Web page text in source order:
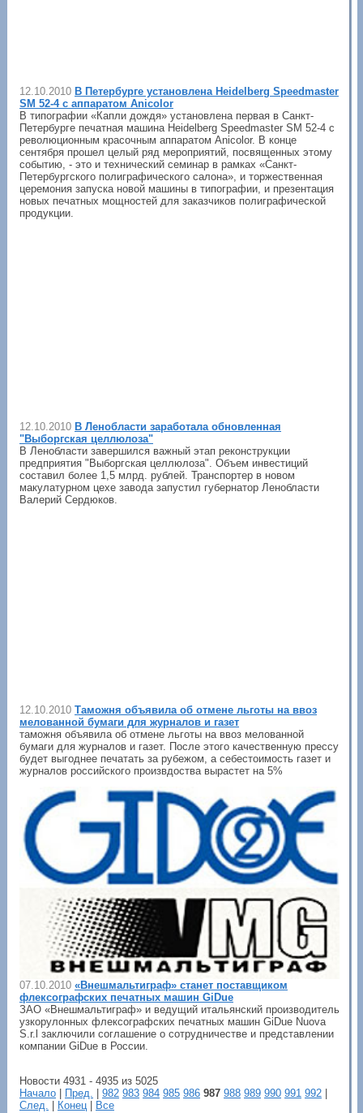
12.10.2010 В Петербурге установлена Heidelberg Speedmaster
SM 52-4 с аппаратом Anicolor
В типографии «Капли дождя» установлена первая в Санкт-
Петербурге печатная машина Heidelberg Speedmaster SM 52-4 с
революционным красочным аппаратом Anicolor. В конце
сентября прошел целый ряд мероприятий, посвященных этому
событию, - это и технический семинар в рамках «Санкт-
Петербургского полиграфического салона», и торжественная
церемония запуска новой машины в типографии, и презентация
новых печатных мощностей для заказчиков полиграфической
продукции.
12.10.2010 В Ленобласти заработала обновленная
"Выборгская целлюлоза"
В Ленобласти завершился важный этап реконструкции
предприятия "Выборгская целлюлоза". Объем инвестиций
составил более 1,5 млрд. рублей. Транспортер в новом
макулатурном цехе завода запустил губернатор Ленобласти
Валерий Сердюков.
12.10.2010 Таможня объявила об отмене льготы на ввоз
мелованной бумаги для журналов и газет
таможня объявила об отмене льготы на ввоз мелованной
бумаги для журналов и газет. После этого качественную прессу
будет выгоднее печатать за рубежом, а себестоимость газет и
журналов российского произвдоства вырастет на 5%
07.10.2010 «Внешмальтиграф» станет поставщиком
флексографских печатных машин GiDue
ЗАО «Внешмальтиграф» и ведущий итальянский производитель
узкорулонных флексографских печатных машин GiDue Nuova
S.r.l заключили соглашение о сотрудничестве и представлении
компании GiDue в России.
Новости 4931 - 4935 из 5025
Начало
Пред. 982 983 984 985 986 987 988 989 990 991 992
След.
Конец Все